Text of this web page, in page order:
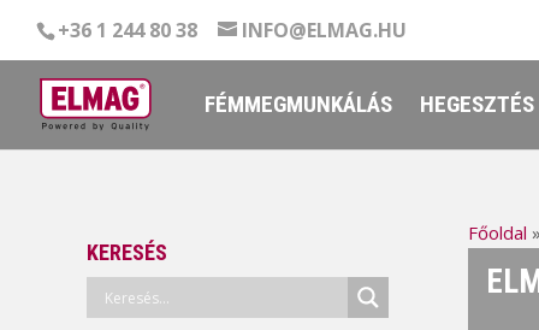
+36 1 244 80 38 INFO@ELMAG.HU
FÉMMEGMUNKÁLÁS HEGESZTÉS
Főoldal
KERESÉS